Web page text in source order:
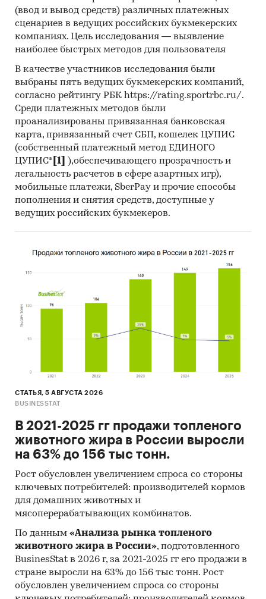
Стоимостный объем рынка
Финансовые и инвестиционные показатели
отрасли
В обзоре приведены рейтинги по
предприятиям отрасли «Деятельность
внутреннего водного грузового
транспорта». Рейтинги построены по
отдельным юридическим лицам.
Дополнительно приведены подробные
профили пяти ведущих предприятий отрасли.
В рейтингах и профилях учтены юридические
лица, информация по которым содержится в
базах Федеральной службы государственной
В обзоре приводятся следующие
Сообщение
: наливные, сухогрузы, лесные
Виды судов: самоходные, несамоходные
Типы судов: сухогрузные, наливные
государственная; муниципальная и иная
Регионы страны
Источниками информации для обзора
являются профильные госорганы и научно-
исследовательские организации:
статистики РФ (Росстат)
Министерство экономического развития РФ
Министерство транспорта РФ
(ввод и вывод средств) различных платежных
сценариев в ведущих российских букмекерских
компаниях. Цель исследования — выявление
наиболее быстрых методов для пользователя
В качестве участников исследования были
выбраны пять ведущих букмекерских компаний,
согласно рейтингу РБК https://rating.sportrbc.ru/.
Среди платежных методов были
проанализированы привязанная банковская
карта, привязанный счет СБП, кошелек ЦУПИС
(собственный платежный метод ЕДИНОГО
ЦУПИС* [1]
),обеспечивающего прозрачность и
легальность расчетов в сфере азартных игр),
мобильные платежи, SberPay и прочие способы
пополнения и снятия средств, доступные у
ведущих российских букмекеров.
СТАТЬЯ, 5 АВГУСТА 2026
BUSINESSTAT
В 2021-2025 гг продажи топленого
животного жира в России выросли
на 63% до 156 тыс тонн.
Рост обусловлен увеличением спроса со стороны
ключевых потребителей: производителей кормов
для домашних животных и
мясоперерабатывающих комбинатов.
По данным «Анализа рынка топленого
животного жира в России», подготовленного
BusinesStat в 2026 г, за 2021-2025 гг его продажи в
стране выросли на 63% до 156 тыс тонн. Рост
обусловлен увеличением спроса со стороны